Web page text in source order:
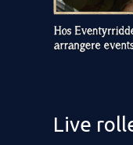
Live